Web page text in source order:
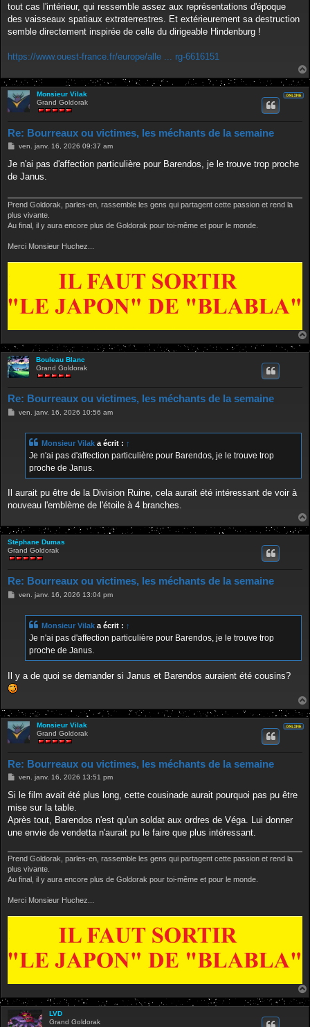
a
g
tout cas l'intérieur, qui ressemble assez aux représentations d'époque
des vaisseaux spatiaux extraterrestres. Et extérieurement sa destruction
semble directement inspirée de celle du dirigeable Hindenburg !
https://www.ouest-france.fr/europe/alle ... rg-6616151
Monsieur Vilak
Grand Goldorak
Re: Bourreaux ou victimes, les méchants de la semaine
M
s
a
ven. janv. 16, 2026 09:37 am
Je n'ai pas d'affection particulière pour Barendos, je le trouve trop proche
de Janus.
Prend Goldorak, parles-en, rassemble les gens qui partagent cette passion et rend la
plus vivante.
Au final, il y aura encore plus de Goldorak pour toi-même et pour le monde.
Merci Monsieur Huchez...
Bouleau Blanc
Grand Goldorak
Re: Bourreaux ou victimes, les méchants de la semaine
Mven. janv. 16, 2026 10:56 am
Monsieur Vilak a écrit : ↑
Je n'ai pas d'affection particulière pour Barendos, je le trouve trop
proche de Janus.
Il aurait pu être de la Division Ruine, cela aurait été intéressant de voir à
nouveau l'emblème de l'étoile à 4 branches.
Stéphane Dumas
Grand Goldorak
Re: Bourreaux ou victimes, les méchants de la semaine
Mven. janv. 16, 2026 13:04 pm
Monsieur Vilak a écrit : ↑
Je n'ai pas d'affection particulière pour Barendos, je le trouve trop
proche de Janus.
Il y a de quoi se demander si Janus et Barendos auraient été cousins?
Monsieur Vilak
Grand Goldorak
Re: Bourreaux ou victimes, les méchants de la semaine
M
s
a
g
ven. janv. 16, 2026 13:51 pm
Si le film avait été plus long, cette cousinade aurait pourquoi pas pu être
mise sur la table.
Après tout, Barendos n'est qu'un soldat aux ordres de Véga. Lui donner
une envie de vendetta n'aurait pu le faire que plus intéressant.
Prend Goldorak, parles-en, rassemble les gens qui partagent cette passion et rend la
plus vivante.
Au final, il y aura encore plus de Goldorak pour toi-même et pour le monde.
Merci Monsieur Huchez...
LVD
Grand Goldorak